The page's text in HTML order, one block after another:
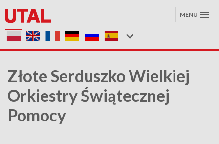
MENU
Złote Serduszko Wielkiej
Orkiestry Świątecznej
Pomocy